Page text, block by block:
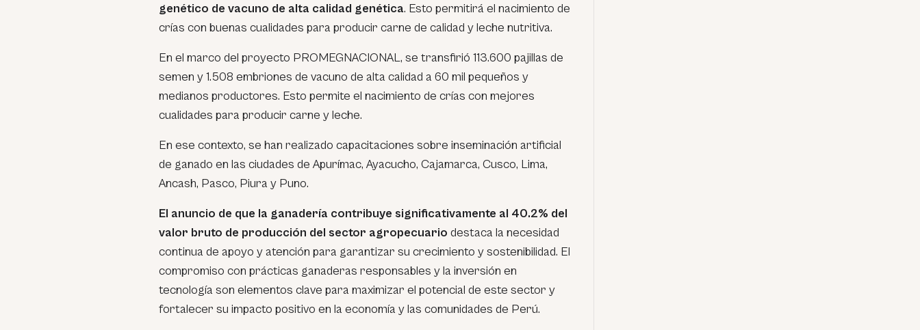
genético de vacuno de alta calidad genética. Esto permitirá el nacimiento de
crías con buenas cualidades para producir carne de calidad y leche nutritiva.
En el marco del proyecto PROMEGNACIONAL, se transfirió 113.600 pajillas de
semen y 1.508 embriones de vacuno de alta calidad a 60 mil pequeños y
medianos productores. Esto permite el nacimiento de crías con mejores
cualidades para producir carne y leche.
En ese contexto, se han realizado capacitaciones sobre inseminación artificial
de ganado en las ciudades de Apurímac, Ayacucho, Cajamarca, Cusco, Lima,
Ancash, Pasco, Piura y Puno.
El anuncio de que la ganadería contribuye significativamente al 40.2% del
valor bruto de producción del sector agropecuario destaca la necesidad
continua de apoyo y atención para garantizar su crecimiento y sostenibilidad. El
compromiso con prácticas ganaderas responsables y la inversión en
tecnología son elementos clave para maximizar el potencial de este sector y
fortalecer su impacto positivo en la economía y las comunidades de Perú.